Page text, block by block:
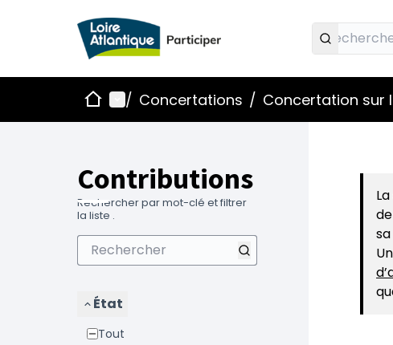
AccueilMenu principal
/ Concertations / Concertation sur
Contributions
Rechercher par mot-clé et filtrer
la liste .
État
Tout